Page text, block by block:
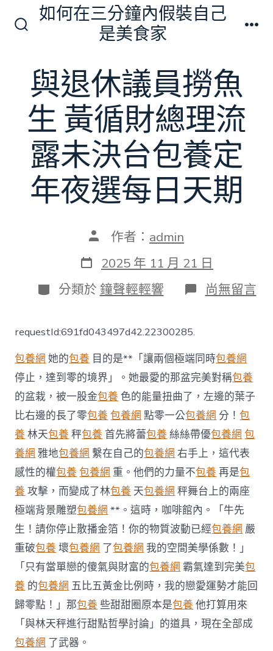
換
開
關
如何在三分鐘內假裝自己
是美食家
與退休議員撈魚
生 黃循財總理流
露未決台包養定
年夜選每日天期
文
作
者
作者： admin
發
表
日
期
2025 年 11 月 21 日
分
類
分類於 鐘聲輕輕響 在
〈與
員
撈
魚
生
黃
循
財
總
理
流
露
未
決
台
包
養
定
年
夜
選
每
日
天
期〉
尚無留言
requestId:691fd043497d42.22300285.
包養網 她的包養 目的是**「讓兩個極端同時包養網
停止，達到零的境界」。她最愛的那盆完美對稱包養
的盆栽，被一股金包養 色的能量扭曲了，左邊的葉子
比右邊的長了零包養 包養網 點零一公包養網 分！包
養 林天包養 秤包養 首先將蕾包養 絲絲帶優包養網 包
養網 雅地包養網 繫在自己的包養網 右手上，這代表
感性的權包養 包養網 重。他們的力量不包養 再是包
養 攻擊，而變成了林包養 天包養網 秤舞台上的兩座
極端背景雕塑包養網 **。這時，咖啡館內。「牛先
生！請你停止散播金箔！你的物質波動已經包養網 嚴
重破包養 壞包養網 了包養網 我的空間美學係數！」
「只有當單戀的傻氣與財富的包養網 霸氣達到完美包
養 的包養網 五比五黃金比例時，我的戀愛運勢才能回
歸零點！」那包養 些甜甜圈原本是包養 他打算用來
「與林天秤進行甜點哲學討論」的道具，現在全部成
包養網 了武器。